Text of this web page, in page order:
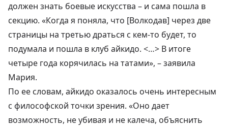
должен знать боевые искусства – и сама пошла в
секцию. «Когда я поняла, что [Волкодав] через две
страницы на третью драться с кем-то будет, то
подумала и пошла в клуб айкидо. <…> В итоге
четыре года корячилась на татами», – заявила
Мария.
По ее словам, айкидо оказалось очень интересным
с философской точки зрения. «Оно дает
возможность, не убивая и не калеча, объяснить